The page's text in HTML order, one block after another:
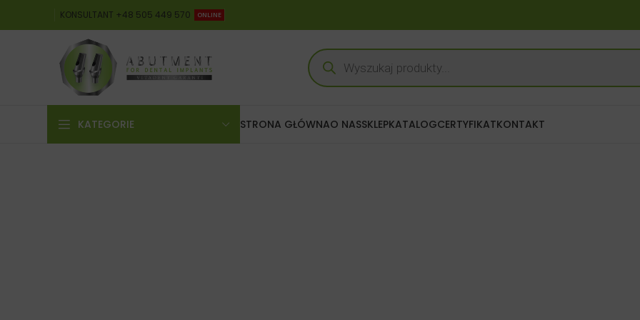
KONSULTANT +48 505 449 570 ONLINE
KATEGORIE STRONA GŁÓWNAO NASSKLEPKATALOGCERTYFIKATKONTAKT